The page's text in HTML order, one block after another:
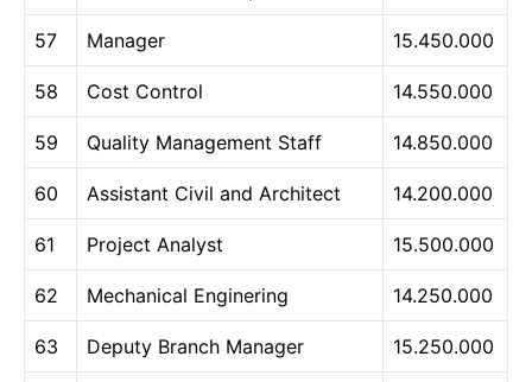
57 Manager 15.450.000
58 Cost Control 14.550.000
59 Quality Management Staff 14.850.000
60 Assistant Civil and Architect 14.200.000
61 Project Analyst 15.500.000
62 Mechanical Enginering 14.250.000
63 Deputy Branch Manager 15.250.000